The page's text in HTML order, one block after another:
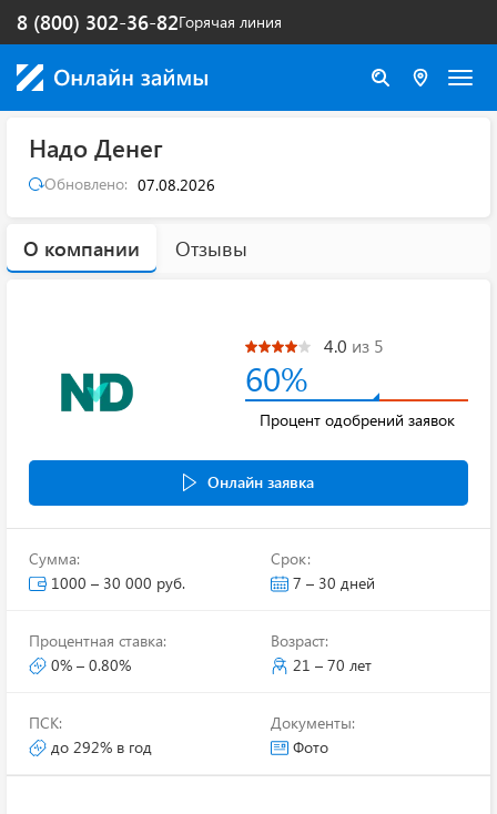
Горячая линия
8 (800) 302-36-82
Надо Денег
Обновлено: 07.08.2026
О компании Отзывы
4.0 из 5
60%
Процент одобрений заявок
Онлайн заявка
Сумма:
1000 – 30 000 руб.
Срок:
7 – 30 дней
Процентная ставка:
0% – 0.80%
Возраст:
21 – 70 лет
ПСК:
до 292% в год
Документы:
Фото